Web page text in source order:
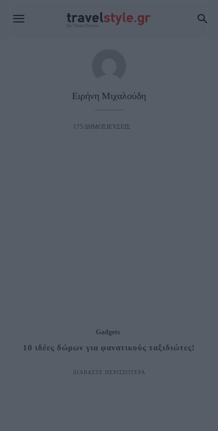
Ειρήνη Μιχαλούδη
175 ΔΗΜΟΣΙΕΥΣΕΙΣ
Gadgets
10 ιδέες δώρων για φανατικούς ταξιδιώτες!
ΔΙΑΒΆΣΤΕ ΠΕΡΙΣΣΌΤΕΡΑ